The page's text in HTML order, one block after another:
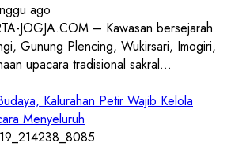
ago
JOGJA.COM – Kawasan bersejarah
Gunung Plencing, Wukirsari, Imogiri,
upacara tradisional sakral...
Kalurahan Petir Wajib Kelola
Menyeluruh